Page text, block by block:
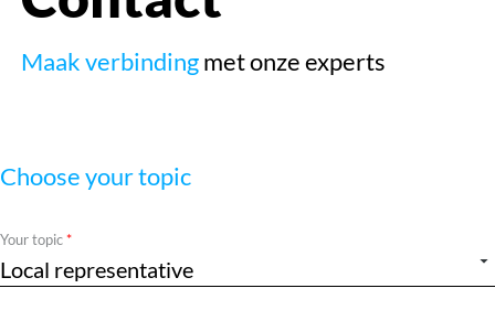
Maak verbindingmet onze experts
Choose your topic
Your topic Required